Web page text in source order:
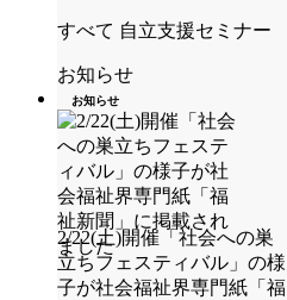
すべて 自立支援セミナー
お知らせ
お知らせ
2/22(土)開催「社会への巣
立ちフェスティバル」の様
子が社会福祉界専門紙「福